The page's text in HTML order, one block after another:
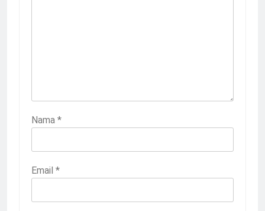
Nama *
Email *